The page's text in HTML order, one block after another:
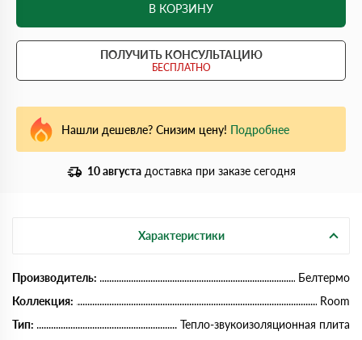
В КОРЗИНУ
ПОЛУЧИТЬ КОНСУЛЬТАЦИЮ
БЕСПЛАТНО
Нашли дешевле? Снизим цену! Подробнее
10 августа доставка при заказе сегодня
Характеристики
Производитель:
Белтермо
Коллекция:
Room
Тип:
Тепло-звукоизоляционная плита